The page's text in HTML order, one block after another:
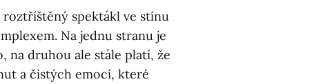
spektákl ve stínu
Na jednu stranu je
na druhou ale stále platí, že
a čistých emocí, které